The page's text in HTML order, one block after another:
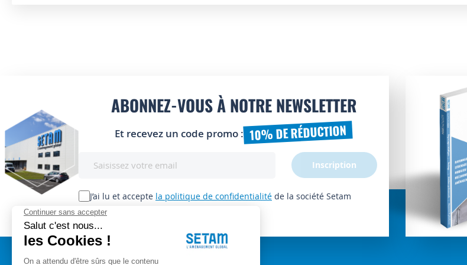
ABONNEZ-VOUS À NOTRE NEWSLETTER
Et recevez un code promo : 10% DE RÉDUCTION
lettre
d’information
:
J’ai lu et accepte la politique de confidentialité de la société Setam
Inscription